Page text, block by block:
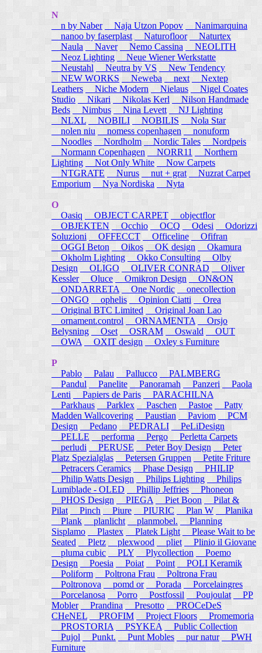
N
n by Naber
Naja Utzon Popov
Nanimarquina
nanoo by faserplast
Naturofloor
Naturtex
Naula
Naver Nemo Cassina
NEOLITH
Neoz Lighting
Neue Wiener Werkstatte
Neustahl
Neutra by VS
New Tendency
NEW WORKS
Neweba next
Nextep
Leathers
Niche Modern Nielaus
Nigel Coates
Studio
Nikari Nikolas Kerl
Nilson Handmade
Beds
Nimbus Nina Levett
NJ Lighting
NLXL
NOBILI NOBILIS
Nola Star
nolen niu
nomess copenhagen
nonuform
Noodles
Nordholm Nordic Tales
Nordpeis
Normann Copenhagen
NORR11
Northern
Lighting
Not Only White
Now Carpets
NTGRATE
Nurus nut + grat
Nuzrat Carpet
Emporium
Nya Nordiska Nyta
O
Oasiq
OBJECT CARPET
objectflor
OBJEKTEN
Occhio OCQ Odesi
Odorizzi
Soluzioni
OFFECCT Officeline
Ofifran
OGGI Beton
Oikos OK design
Okamura
Okholm Lighting
Okko Consulting
Olby
Design
OLIGO OLIVER CONRAD
Oliver
Kessler
Oluce Omikron Design
ON&ON
ONDARRETA
One Nordic
onecollection
ONGO
ophelis Opinion Ciatti
Orea
Original BTC Limited
Original Joan Lao
ornament.control
ORNAMENTA
Orsjo
Belysning
Oset OSRAM Oswald
OUT
OWA
OXIT design Oxley s Furniture
P
Pablo
Palau Pallucco
PALMBERG
Pandul
Panelite Panoramah Panzeri
Paola
Lenti
Papiers de Paris
PARACHILNA
Parkhaus
Parklex Paschen Pastoe
Patty
Madden Wallcovering
Paustian Paviom
PCM
Design
Pedano PEDRALI
PeLiDesign
PELLE
performa Pergo
Perletta Carpets
perludi
PERUSE Peter Boy Design
Peter
Platz Spezialglas
Petersen Gruppen
Petite Friture
Petracers Ceramics
Phase Design
PHILIP
Philip Watts Design
Philips Lighting
Philips
Lumiblade - OLED
Phillip Jeffries
Phoneon
PHOS Design
PIEGA Piet Boon
Pilat &
Pilat
Pinch Piure PIURIC Plan W
Planika
Plank
planlicht planmobel. Planning
Sisplamo
Plastex Platek Light
Please Wait to be
Seated
Pletz plexwood pliet
Plinio il Giovane
pluma cubic
PLY Plycollection
Poemo
Design
Poesia Poiat Point
POLI Keramik
Poliform
Poltrona Frau
Poltrona Frau
Poltronova
pomd or Porada
Porcelaingres
Porcelanosa
Porro Postfossil Poujoulat
PP
Mobler
Prandina Presotto
PROCeDeS
CHeNEL
PROFIM Project Floors
Promemoria
PROSTORIA
PSYKEA
Public Collection
Pujol
Punkt. Punt Mobles pur natur
PWH
Furniture